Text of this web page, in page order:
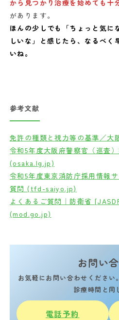
から見つかり治療を始めても十
があります。
ほんの少しでも「ちょっと気
しいな」と感じたら、なるべく
いね。
参考文献
免許の種類と視力等の基準／
令和5年度大阪府警察官（巡査
(osaka.lg.jp)
令和5年度東京消防庁採用情報
質問 (tfd-saiyo.jp)
よくあるご質問｜防衛省
(mod.go.jp)
お問い
お気軽にお問い合わせください
診療時間と同
電話予約